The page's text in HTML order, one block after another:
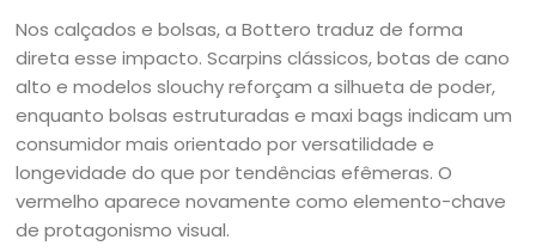
Nos calçados e bolsas, a Bottero traduz de forma
direta esse impacto. Scarpins clássicos, botas de cano
alto e modelos slouchy reforçam a silhueta de poder,
enquanto bolsas estruturadas e maxi bags indicam um
consumidor mais orientado por versatilidade e
longevidade do que por tendências efêmeras. O
vermelho aparece novamente como elemento-chave
de protagonismo visual.